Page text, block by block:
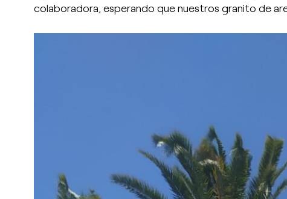
colaboradora, esperando que nuestros granito de